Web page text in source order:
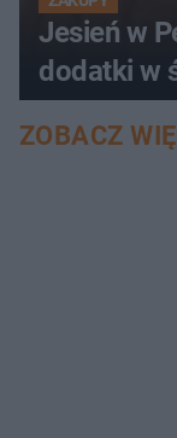
Jesień w
dodatki w
ZOBACZ